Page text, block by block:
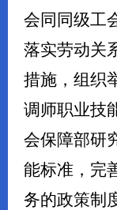
会同同级工
落实劳动关
措施，组织
调师职业技
会保障部研
能标准，完
务的政策制